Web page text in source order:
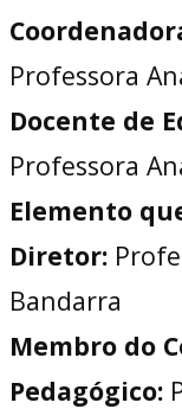
Professora
Docente de
Professora
Elemento
Diretor:
Bandarra
Membro do
Pedagógico: